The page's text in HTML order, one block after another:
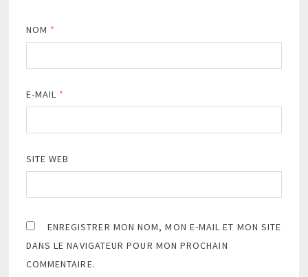
NOM *
E-MAIL *
SITE WEB
ENREGISTRER MON NOM, MON E-MAIL ET MON SITE
DANS LE NAVIGATEUR POUR MON PROCHAIN
COMMENTAIRE.